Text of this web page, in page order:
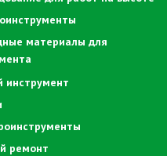
материалы для
инструмент
ремонт